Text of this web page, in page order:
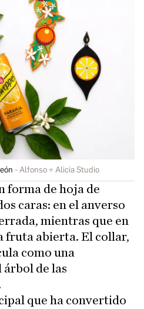
Alfonso + Alicia Studio
forma de hoja de
caras: en el anverso
mientras que en
fruta abierta. El collar,
como una
de las
que ha convertido